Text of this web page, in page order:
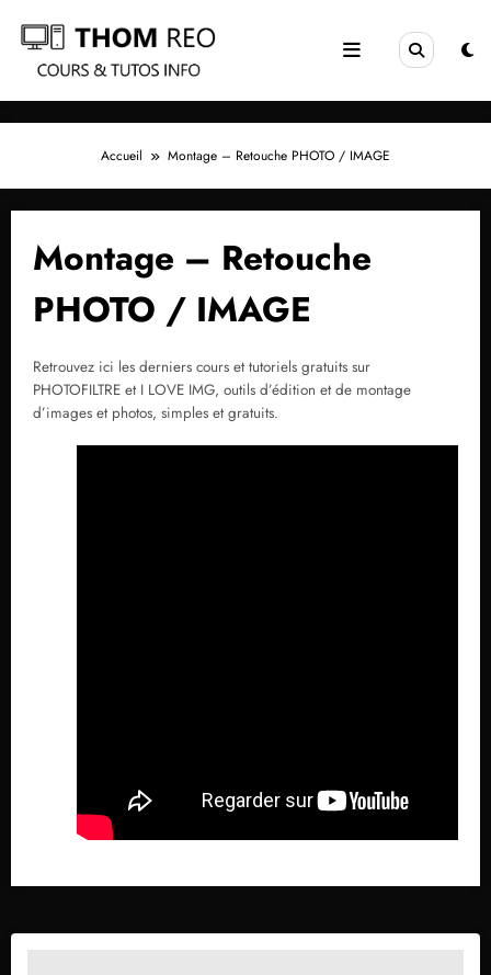
contenu
Accueil Montage – Retouche PHOTO / IMAGE
Montage – Retouche
PHOTO / IMAGE
Retrouvez ici les derniers cours et tutoriels gratuits sur
PHOTOFILTRE et I LOVE IMG, outils d’édition et de montage
d’images et photos, simples et gratuits.